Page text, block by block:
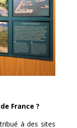
France ?
à des sites